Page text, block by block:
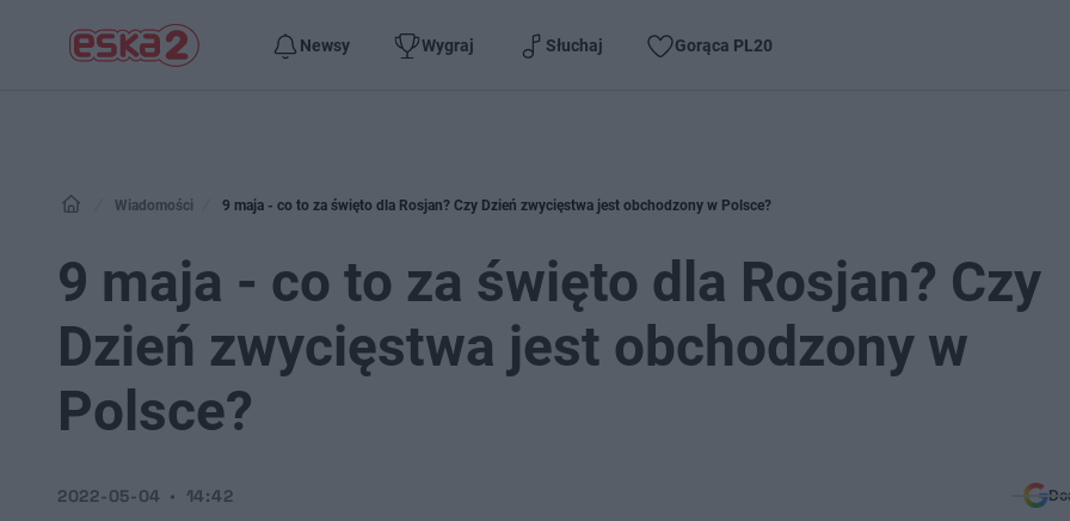
Newsy Wygraj Słuchaj Gorąca PL20
Wiadomości 9 maja - co to za święto dla Rosjan? Czy Dzień zwycięstwa jest obchodzony w Polsce?
9 maja - co to za święto dla Rosjan? Czy
Dzień zwycięstwa jest obchodzony w
Polsce?
2022-05-04 14:42